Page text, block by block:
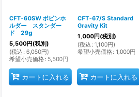
CFT-60SW ボビンホ
ルダー スタンダー
ド 29g
5,500円(税別)
(税込 : 6,050円)
希望小売価格: 5,500円
カートに入れる
CFT-67/S Standard
Gravity Kit
1,000円(税別)
(税込 : 1,100円)
希望小売価格: 1,000円
カートに入れる